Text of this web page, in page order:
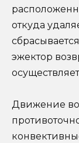
откуда
эжектор
Движение